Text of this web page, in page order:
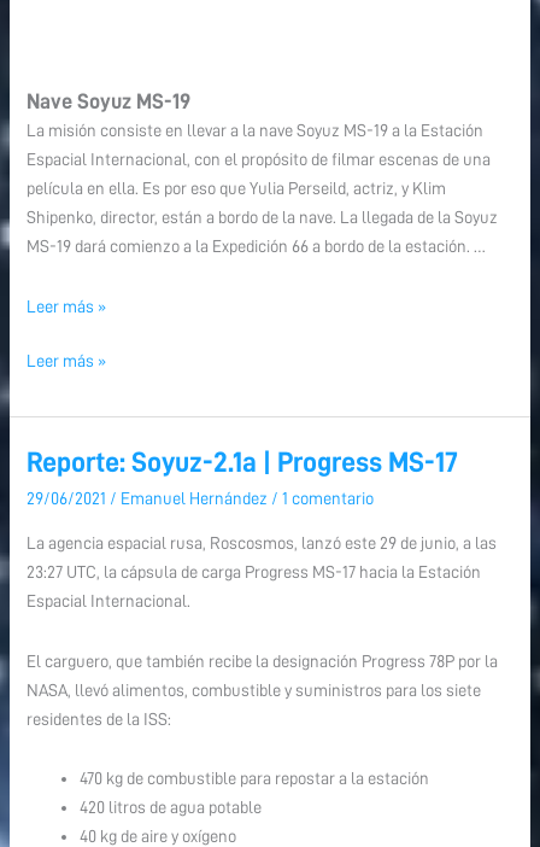
Nave Soyuz MS-19
La misión consiste en llevar a la nave Soyuz MS-19 a la Estación
Espacial Internacional, con el propósito de filmar escenas de una
película en ella. Es por eso que Yulia Perseild, actriz, y Klim
Shipenko, director, están a bordo de la nave. La llegada de la Soyuz
MS-19 dará comienzo a la Expedición 66 a bordo de la estación. …
Leer más »
Leer más »
Reporte: Soyuz-2.1a | Progress MS-17
29/06/2021 / Emanuel Hernández /1 comentario
La agencia espacial rusa, Roscosmos, lanzó este 29 de junio, a las
23:27 UTC, la cápsula de carga Progress MS-17 hacia la Estación
Espacial Internacional.
El carguero, que también recibe la designación Progress 78P por la
NASA, llevó alimentos, combustible y suministros para los siete
residentes de la ISS:
470 kg de combustible para repostar a la estación
420 litros de agua potable
40 kg de aire y oxígeno
Reporte:
|
Progress
MS-